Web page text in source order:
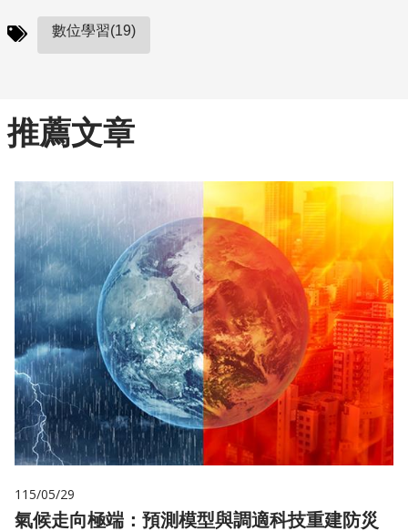
數位學習(19)
推薦文章
115/05/29
氣候走向極端：預測模型與調適科技重建防災